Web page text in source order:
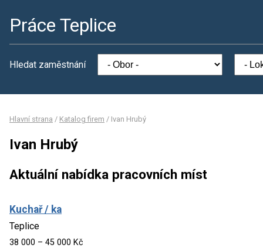
Práce Teplice
Hledat zaměstnání
Hlavní strana / Katalog firem / Ivan Hrubý
Ivan Hrubý
Aktuální nabídka pracovních míst
Kuchař / ka
Teplice
38 000 – 45 000 Kč